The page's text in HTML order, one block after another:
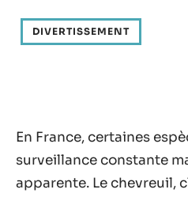
DIVERTISSEMENT
En France, certaines
surveillance constante
apparente. Le chevreuil,